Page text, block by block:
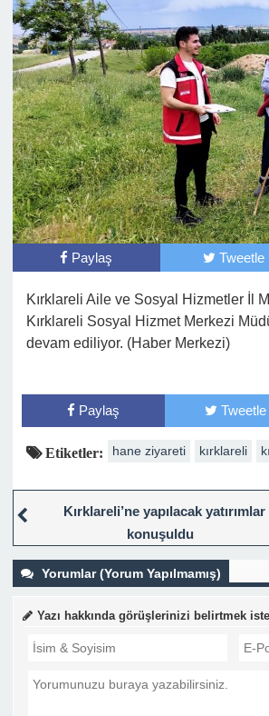
Paylaş Tweetle
Kırklareli Aile ve Sosyal Hizmetler İl
Kırklareli Sosyal Hizmet Merkezi
devam ediliyor. (Haber Merkezi)
Paylaş Tweetle
Etiketler: hane ziyareti kırklareli
Kırklareli’ne yapılacak yatırımlar
konuşuldu
Yorumlar (Yorum Yapılmamış)
Yazı hakkında görüşlerinizi belirtmek